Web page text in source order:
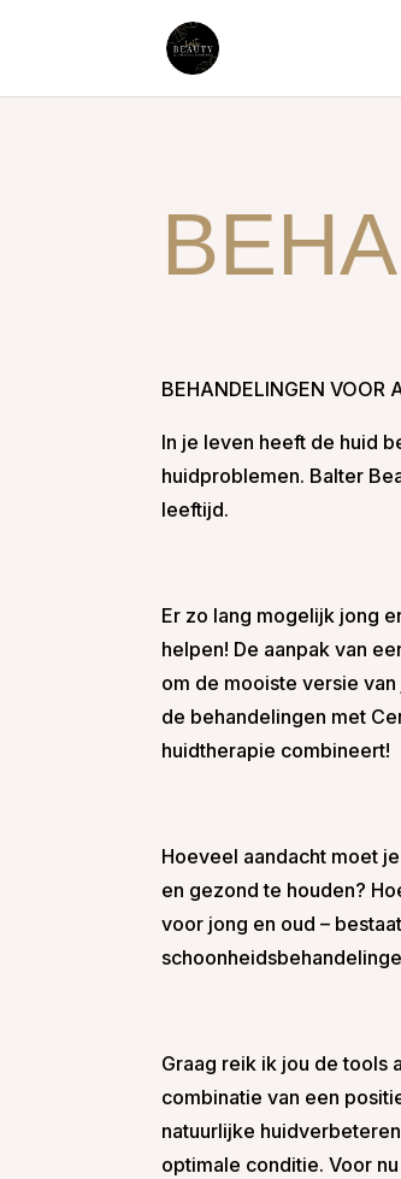
BEHANDELINGEN VOOR
In je leven heeft de huid
huidproblemen. Balter
leeftijd.
Er zo lang mogelijk jong
helpen! De aanpak van
om de mooiste versie
de behandelingen met
huidtherapie combineert!
Hoeveel aandacht moet
en gezond te houden?
voor jong en oud –
Graag reik ik jou de tools
combinatie van een
natuurlijke
optimale conditie. Voor